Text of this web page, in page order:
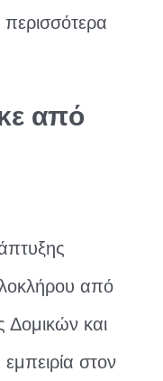
από
από
Δομικών και
στον